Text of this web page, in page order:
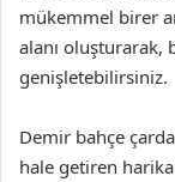
mükemmel birer
alanı oluşturarak,
genişletebilirsiniz.
Demir bahçe
hale getiren harika